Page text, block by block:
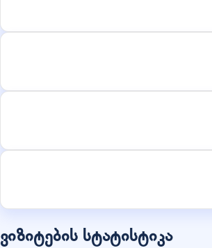
ვიზიტების სტატისტიკა